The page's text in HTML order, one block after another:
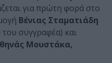
για πρώτη φορά στο
Βένιας Σταματιάδη
συγγραφέα) και
Μουστάκα,